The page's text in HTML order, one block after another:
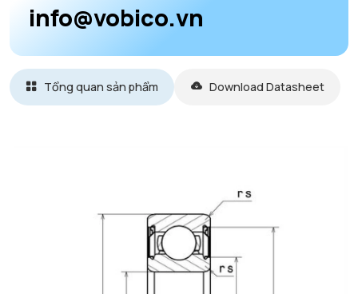
info@vobico.vn
Tổng quan sản phẩm Download Datasheet